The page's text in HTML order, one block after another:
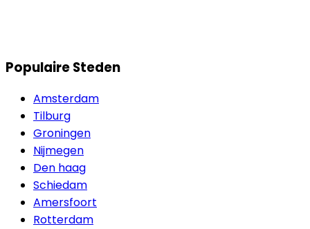
Populaire Steden
Amsterdam
Tilburg
Groningen
Nijmegen
Den haag
Schiedam
Amersfoort
Rotterdam